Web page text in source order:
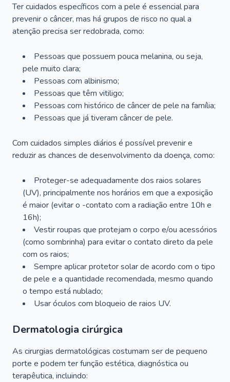
Ter cuidados específicos com a pele é essencial para
prevenir o câncer, mas há grupos de risco no qual a
atenção precisa ser redobrada, como:
Pessoas que possuem pouca melanina, ou seja,
pele muito clara;
Pessoas com albinismo;
Pessoas que têm vitiligo;
Pessoas com histórico de câncer de pele na família;
Pessoas que já tiveram câncer de pele.
Com cuidados simples diários é possível prevenir e
reduzir as chances de desenvolvimento da doença, como:
Proteger-se adequadamente dos raios solares
(UV), principalmente nos horários em que a exposição
é maior (evitar o -contato com a radiação entre 10h e
16h);
Vestir roupas que protejam o corpo e/ou acessórios
(como sombrinha) para evitar o contato direto da pele
com os raios;
Sempre aplicar protetor solar de acordo com o tipo
de pele e a quantidade recomendada, mesmo quando
o tempo está nublado;
Usar óculos com bloqueio de raios UV.
Dermatologia cirúrgica
As cirurgias dermatológicas costumam ser de pequeno
porte e podem ter função estética, diagnóstica ou
terapêutica, incluindo: